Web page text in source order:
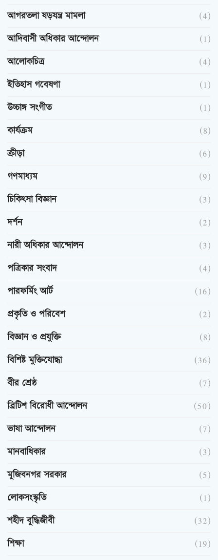
আগরতলা ষড়যন্ত্র মামলা
(4)
আদিবাসী অধিকার আন্দোলন
(1)
আলোকচিত্র
(4)
ইতিহাস গবেষণা
(1)
উচ্চাঙ্গ সংগীত
(1)
কার্যক্রম
(8)
ক্রীড়া
(6)
গণমাধ্যম
(9)
চিকিৎসা বিজ্ঞান
(3)
দর্শন
(2)
নারী অধিকার আন্দোলন
(3)
পত্রিকার সংবাদ
(4)
পারফর্মিং আর্ট
(16)
প্রকৃতি ও পরিবেশ
(2)
বিজ্ঞান ও প্রযুক্তি
(8)
বিশিষ্ট মুক্তিযোদ্ধা
(36)
বীর শ্রেষ্ঠ
(7)
ব্রিটিশ বিরোধী আন্দোলন
(50)
ভাষা আন্দোলন
(7)
মানবাধিকার
(3)
মুজিবনগর সরকার
(5)
লোকসংস্কৃতি
(1)
শহীদ বুদ্ধিজীবী
(32)
শিক্ষা
(19)